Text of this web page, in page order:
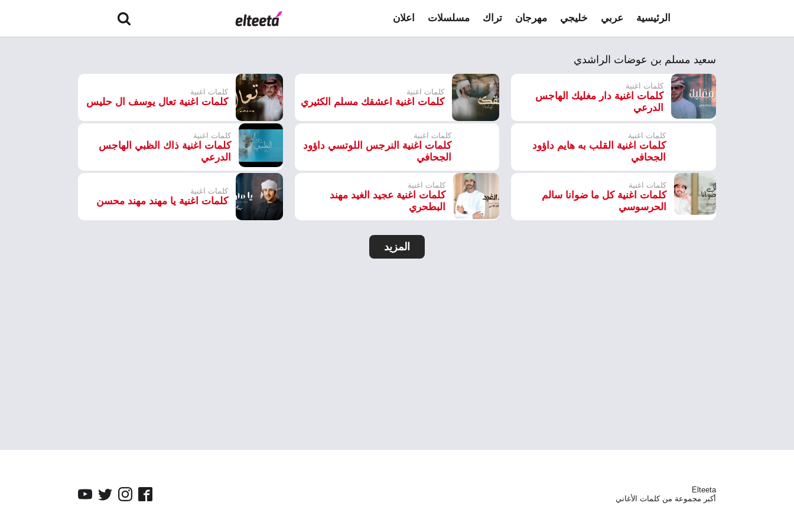
الرئيسية عربي خليجي مهرجان تراك مسلسلات اعلان
سعيد مسلم بن عوضات الراشدي
كلمات اغنية
كلمات اغنية دار مغليك الهاجس
الدرعي
كلمات اغنية
كلمات اغنية اعشقك مسلم الكثيري
كلمات اغنية
كلمات اغنية تعال يوسف ال حليس
كلمات اغنية
كلمات اغنية القلب به هايم داؤود
الجحافي
كلمات اغنية
كلمات اغنية النرجس اللوتسي داؤود
الجحافي
كلمات اغنية
كلمات اغنية ذاك الظبي الهاجس
الدرعي
كلمات اغنية
كلمات اغنية كل ما ضوانا سالم
الحرسوسي
كلمات اغنية
كلمات اغنية عجيد الغيد مهند
البطحري
كلمات اغنية
كلمات اغنية يا مهند مهند محسن
المزيد
Elteeta
أكبر مجموعة من كلمات الأغاني